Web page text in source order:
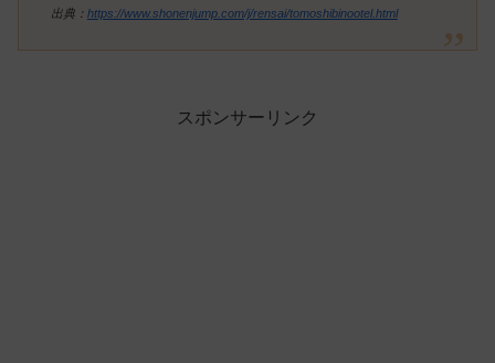
出典： https://www.shonenjump.com/j/rensai/tomoshibinootel.html
スポンサーリンク